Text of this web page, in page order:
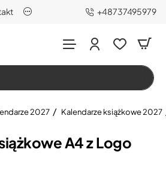
+48737495979
2027 Kalendarze książkowe 2027
A4 z Logo